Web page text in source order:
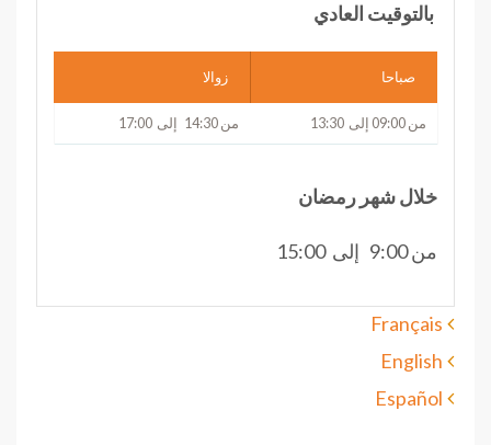
بالتوقيت العادي
صباحا زوالا
من 09:00 إلى 13:30 من 14:30 إلى 17:00
خلال شهر رمضان
من 9:00 إلى 15:00
Français
English
Español